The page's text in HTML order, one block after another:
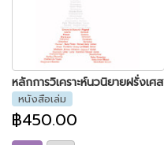
หลักการวิเคราะห์นวนิยายฝรั่งเศส
หนังสือเล่ม
฿450.00